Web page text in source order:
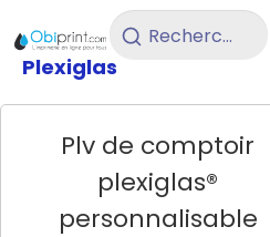
Rechercher
/ PLV /
Plexiglas
Plv de comptoir
plexiglas®
personnalisable